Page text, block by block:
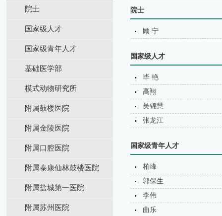
院士
国家级人才
国家级青年人才
基础医学部
模式动物研究所
附属鼓楼医院
附属金陵医院
附属口腔医院
附属泰康仙林鼓楼医院
附属盐城第⼀医院
附属苏州医院
院士
顾 宁
国家级人才
毕 艳
高翔
吴锦慧
张龙江
国家级青年人才
柏峰
郭保生
李伟
曲乐